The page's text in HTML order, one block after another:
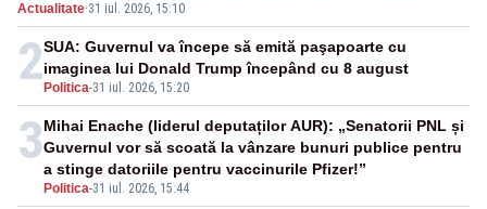
străini
Actualitate·31 iul. 2026, 15:10
2 Politica-31 iul. 2026, 15:20
SUA: Guvernul va începe să emită paşapoarte cu
imaginea lui Donald Trump începând cu 8 august
3
Politica-31 iul. 2026, 15:44
Mihai Enache (liderul deputaților AUR): „Senatorii PNL și
Guvernul vor să scoată la vânzare bunuri publice pentru
a stinge datoriile pentru vaccinurile Pfizer!”